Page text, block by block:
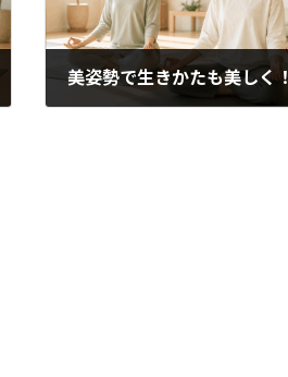
美姿勢で生きかたも美しく！